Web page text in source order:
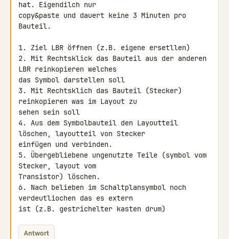
hat. Eigendilch nur
copy&paste und dauert keine 3 Minuten pro
Bauteil.
1. Ziel LBR öffnen (z.B. eigene ersetllen)
2. Mit Rechtsklick das Bauteil aus der anderen
LBR reinkopieren welches
das Symbol darstellen soll
3. Mit Rechtsklich das Bauteil (Stecker)
reinkopieren was im Layout zu
sehen sein soll
4. Aus dem Symbolbauteil den Layoutteil
löschen, layoutteil von Stecker
einfügen und verbinden.
5. Übergebliebene ungenutzte Teile (symbol vom
Stecker, layout vom
Transistor) löschen.
6. Nach belieben im Schaltplansymbol noch
verdeutliochen das es extern
ist (z.B. gestrichelter kasten drum)
Antwort